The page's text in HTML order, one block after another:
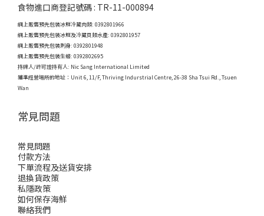
食物進口商登記號碼 : TR-11-000894
網上販售預先包裝冰鮮冷藏肉類: 0392801966
網上販售預先包裝冰鮮及冷藏貝類水產: 0392801957
網上販售預先包裝刺身: 0392801948
網上販售預先包裝生蠔: 0392802695
持牌人/許可證持有人: Nic Sang International Limited
獲準經營場所的地址： Unit 6, 11/F, Thriving Indurstrial Centre, 26-38 Sha Tsui Rd., Tsuen
Wan
常見問題
常見問題
付款方法
下單流程及送貨安排
退換貨政策
私隱政策
如何保存海鮮
聯絡我們